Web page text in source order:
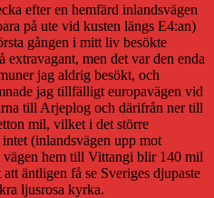
efter en hemfärd inlandsvägen
på ute vid kusten längs E4:an)
gången i mitt liv besökte
men det var den enda
jag aldrig besökt, och
jag tillfälligt europavägen vid
till Arjeplog och därifrån ner till
mil, vilket i det större
(inlandsvägen upp mot
vägen hem till Vittangi blir 140 mil
äntligen få se Sveriges djupaste
ljusrosa kyrka.